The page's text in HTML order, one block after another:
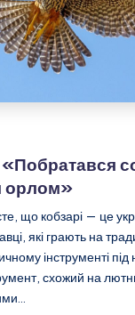
«Побратався
орлом»
що кобзарі — це
які грають на
інструменті
схожий на